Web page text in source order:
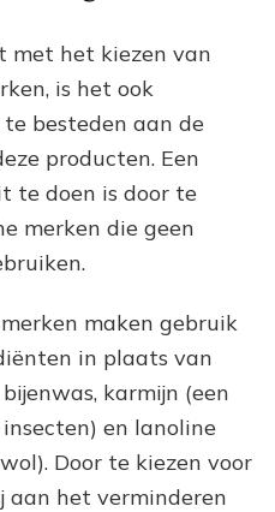
met het kiezen van
is het ook
besteden aan de
producten. Een
te doen is door te
merken die geen
maken gebruik
in plaats van
karmijn (een
en lanoline
Door te kiezen voor
aan het verminderen